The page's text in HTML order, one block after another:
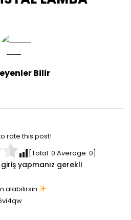
Bilir
rate this post!
[Total: 0 Average: 0]
yapmanız gerekli
alabilirsin